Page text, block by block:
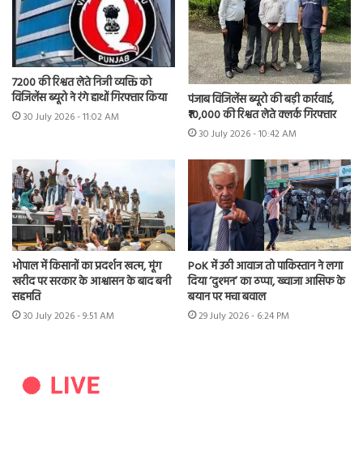
7200 की रिश्वत लेते निजी व्यक्ति को
विजिलेंस ब्यूरो ने रंगे हाथों गिरफ्तार किया
30 July 2026 - 11:02 AM
पंजाब विजिलेंस ब्यूरो की बड़ी कार्रवाई,
₹10,000 की रिश्वत लेते क्लर्क गिरफ्तार
30 July 2026 - 10:42 AM
भोपाल में किसानों का प्रदर्शन खत्म, मूंग
खरीद पर सरकार के आश्वासन के बाद बनी
सहमति
30 July 2026 - 9:51 AM
PoK में उठी आवाज तो पाकिस्तान ने लगा
दिया ‘दुश्मन’ का ठप्पा, ख्वाजा आसिफ के
बयान पर मचा बवाल
29 July 2026 - 6:24 PM